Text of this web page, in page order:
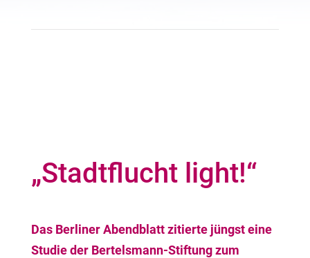
„Stadtflucht light!“
Das Berliner Abendblatt zitierte jüngst eine
Studie der Bertelsmann-Stiftung zum